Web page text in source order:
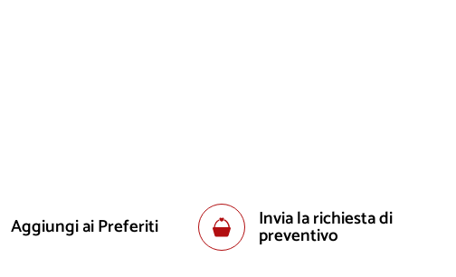
Aggiungi ai Preferiti Invia la richiesta di
preventivo